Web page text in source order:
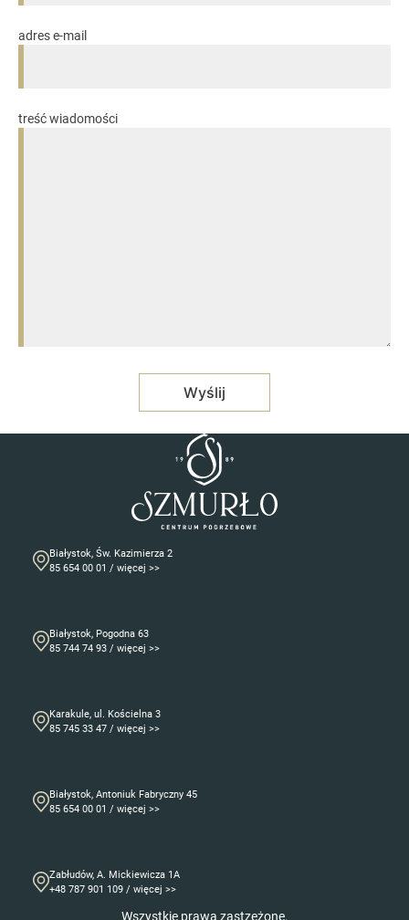
adres e-mail
treść wiadomości
Białystok, Św. Kazimierza 2
85 654 00 01 / więcej >>
Białystok, Pogodna 63
85 744 74 93 / więcej >>
Karakule, ul. Kościelna 3
85 745 33 47 / więcej >>
Białystok, Antoniuk Fabryczny 45
85 654 00 01 / więcej >>
Zabłudów, A. Mickiewicza 1A
+48 787 901 109 / więcej >>
Wszystkie prawa zastzeżone.